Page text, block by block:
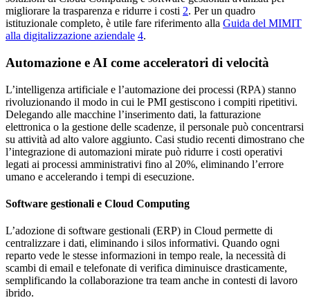
migliorare la trasparenza e ridurre i costi 2. Per un quadro
istituzionale completo, è utile fare riferimento alla Guida del MIMIT
alla digitalizzazione aziendale 4.
Automazione e AI come acceleratori di velocità
L’intelligenza artificiale e l’automazione dei processi (RPA) stanno
rivoluzionando il modo in cui le PMI gestiscono i compiti ripetitivi.
Delegando alle macchine l’inserimento dati, la fatturazione
elettronica o la gestione delle scadenze, il personale può concentrarsi
su attività ad alto valore aggiunto. Casi studio recenti dimostrano che
l’integrazione di automazioni mirate può ridurre i costi operativi
legati ai processi amministrativi fino al 20%, eliminando l’errore
umano e accelerando i tempi di esecuzione.
Software gestionali e Cloud Computing
L’adozione di software gestionali (ERP) in Cloud permette di
centralizzare i dati, eliminando i silos informativi. Quando ogni
reparto vede le stesse informazioni in tempo reale, la necessità di
scambi di email e telefonate di verifica diminuisce drasticamente,
semplificando la collaborazione tra team anche in contesti di lavoro
ibrido.